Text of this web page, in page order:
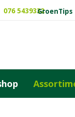
076 5439332GroenTips